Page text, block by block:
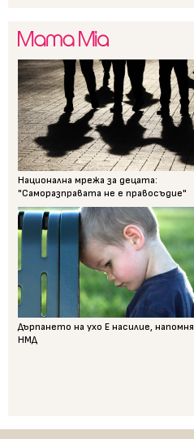
Национална мрежа за децата:
"Саморазправата не е правосъдие"
Дърпането на ухо Е насилие, напомня
НМД